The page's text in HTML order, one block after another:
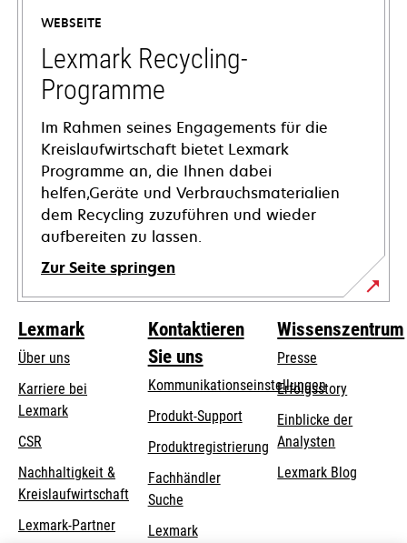
neuen
Registerkarte
geöffnet
WEBSEITE
Lexmark Recycling-
Programme
Im Rahmen seines Engagements für die
Kreislaufwirtschaft bietet Lexmark
Programme an, die Ihnen dabei
helfen,Geräte und Verbrauchsmaterialien
dem Recycling zuzuführen und wieder
aufbereiten zu lassen.
Zur Seite springen
Lexmark
Über uns
Karriere bei
Lexmark
CSR
Nachhaltigkeit &
Kreislaufwirtschaft
Lexmark-Partner
Kontaktieren
Sie uns
Kommunikationseinstellungen
wird
in
einer
neuen
Registerkarte
geöffnet
Produkt-Supportwird
einer
neuen
Produktregistrierung
Fachhändler
Suche
Lexmark
Wissenszentrum
Presse
Erfolgsstory
Einblicke der
Analysten
Lexmark Blog